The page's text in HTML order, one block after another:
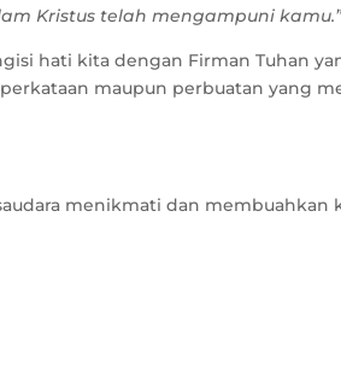
Kristus telah mengampuni
hati kita dengan Firman Tuhan
maupun perbuatan yang
menikmati dan membuahkan